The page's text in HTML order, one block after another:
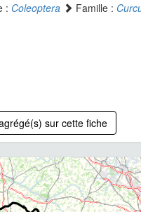
: Coleoptera Famille :
sur cette fiche